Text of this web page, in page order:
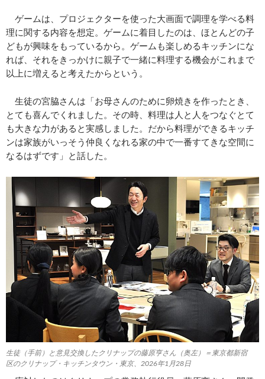
ゲームは、プロジェクターを使った大画面で調理を学べる料
理に関する内容を想定。ゲームに着目したのは、ほとんどの子
どもが興味をもっているから。ゲームも楽しめるキッチンにな
れば、それをきっかけに親子で一緒に料理する機会がこれまで
以上に増えると考えたからという。
生徒の宮脇さんは「お母さんのために卵焼きを作ったとき、
とても喜んでくれました。その時、料理は人と人をつなぐとて
も大きな力があると実感しました。だから料理ができるキッチ
ンは家族がいっそう仲良くなれる家の中で一番すてきな空間に
なるはずです」と話した。
生徒（手前）と意見交換したクリナップの藤原亨さん（奥左）＝東京都新宿
区のクリナップ・キッチンタウン・東京、2026年1月28日